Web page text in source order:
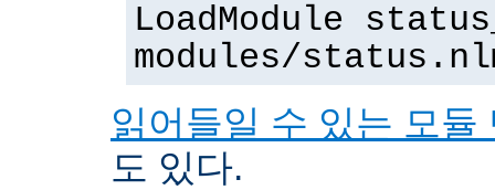
LoadModule
modules/
읽어들일 수 있는 모듈
도 있다.